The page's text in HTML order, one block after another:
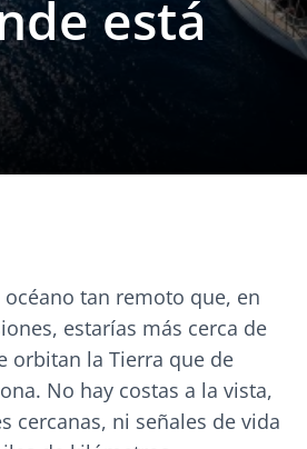
está
tan remoto que, en
estarías más cerca de
orbitan la Tierra que de
No hay costas a la vista,
cercanas, ni señales de vida